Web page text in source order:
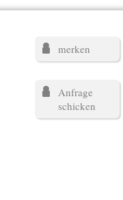
merken
Anfrage
schicken